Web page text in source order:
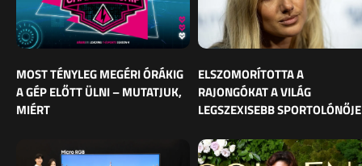
MOST TÉNYLEG MEGÉRI ÓRÁKIG
A GÉP ELŐTT ÜLNI – MUTATJUK,
MIÉRT
ELSZOMORÍTOTTA A
RAJONGÓKAT A VILÁG
LEGSZEXISEBB SPORTOLÓNŐJE